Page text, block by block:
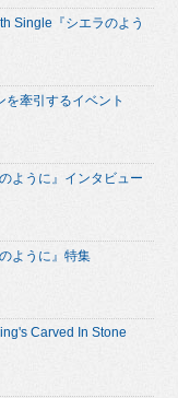
Single『シエラのよう
を牽引するイベント
ように』インタビュー
ように』特集
Carved In Stone